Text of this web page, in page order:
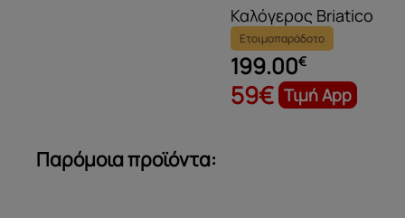
Καλόγερος Briatico
Ετοιμοπαράδοτο
199.00€
59€ Τιμή App
Παρόμοια προϊόντα: